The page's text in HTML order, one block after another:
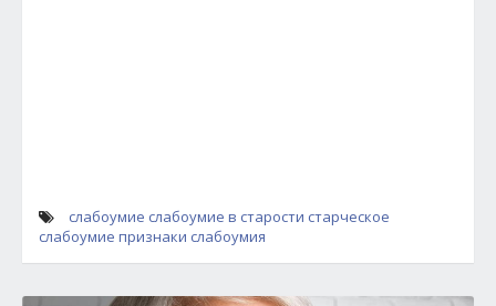
слабоумие слабоумие в старости старческое
слабоумие признаки слабоумия